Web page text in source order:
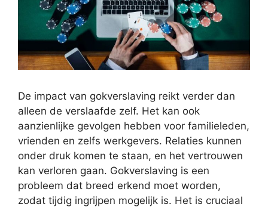
De impact van gokverslaving reikt verder dan
alleen de verslaafde zelf. Het kan ook
aanzienlijke gevolgen hebben voor familieleden,
vrienden en zelfs werkgevers. Relaties kunnen
onder druk komen te staan, en het vertrouwen
kan verloren gaan. Gokverslaving is een
probleem dat breed erkend moet worden,
zodat tijdig ingrijpen mogelijk is. Het is cruciaal